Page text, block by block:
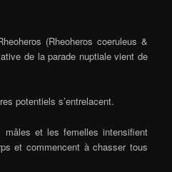
(Rheoheros coeruleus &
de la parade nuptiale vient de
potentiels s’entrelacent.
et les femelles intensifient
et commencent à chasser tous